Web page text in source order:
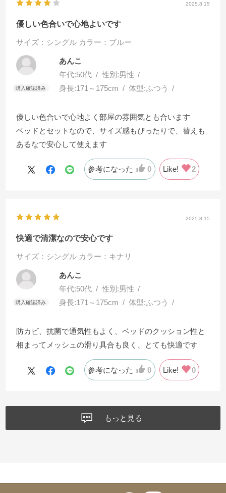
2025.8.15
優しい色合いで心地よいです
サイズ：シングル カラー：ブルー
あんこ
年代:50代 性別:男性
身長:171～175cm 体型:ふつう
優しい色合いで心地よく部屋の雰囲気とも合います
ベッドとセットなので、サイズ感もぴったりで、替えも
あるなで安心して使えます
参考になった 0 Like! 2
2025.8.15
快適で清潔なので安心です
サイズ：シングル カラー：キナリ
あんこ
年代:50代 性別:男性
身長:171～175cm 体型:ふつう
防カビ、抗菌で通気性もよく、ベッドのクッション性と
相まってメッシュの滑り具合も良く、とても快適です
参考になった 0 Like! 0
もっと見る